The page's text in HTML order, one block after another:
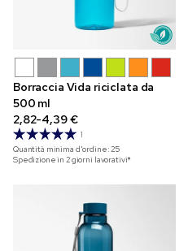
Borraccia Vida riciclata da
500 ml
2,82-4,39 €
1
Quantità minima d'ordine:25
Spedizione in 2 giorni lavorativi*